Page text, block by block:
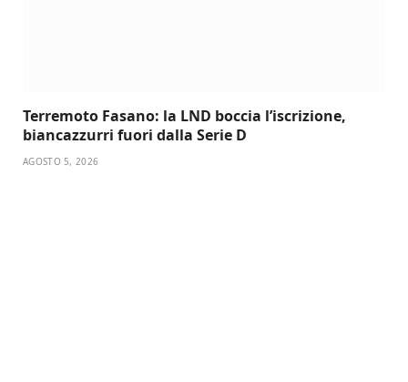
Terremoto Fasano: la LND boccia l’iscrizione,
biancazzurri fuori dalla Serie D
AGOSTO 5, 2026